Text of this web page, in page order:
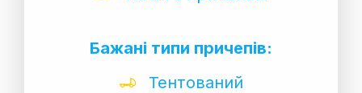
Бажані типи причепів:
Тентований